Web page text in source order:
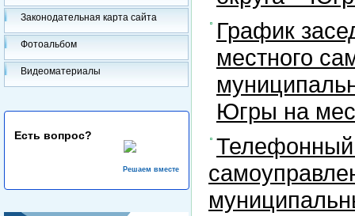
Законодательная карта сайта
Фотоальбом
Видеоматериалы
Есть вопрос?
Решаем вместе
График
местного
Югры на
Телефонный